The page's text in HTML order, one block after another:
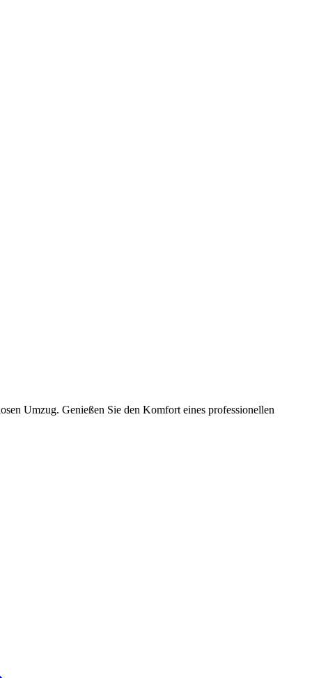
Umzug. Genießen Sie den Komfort eines professionellen